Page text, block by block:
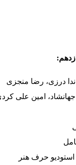
ندا درزی، رضا منجزی
جهانشاد، امین علی
استودیو حرف هنر